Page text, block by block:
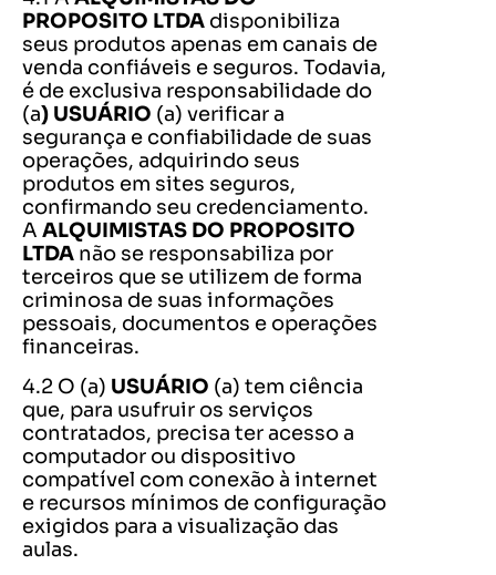
PROPOSITO LTDA disponibiliza
seus produtos apenas em canais de
venda confiáveis e seguros. Todavia,
é de exclusiva responsabilidade do
(a) USUÁRIO (a) verificar a
segurança e confiabilidade de suas
operações, adquirindo seus
produtos em sites seguros,
confirmando seu credenciamento.
A ALQUIMISTAS DO PROPOSITO
LTDA não se responsabiliza por
terceiros que se utilizem de forma
criminosa de suas informações
pessoais, documentos e operações
financeiras.
4.2 O (a) USUÁRIO (a) tem ciência
que, para usufruir os serviços
contratados, precisa ter acesso a
computador ou dispositivo
compatível com conexão à internet
e recursos mínimos de configuração
exigidos para a visualização das
aulas.